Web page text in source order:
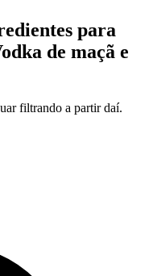
para
de maçã e
filtrando a partir daí.